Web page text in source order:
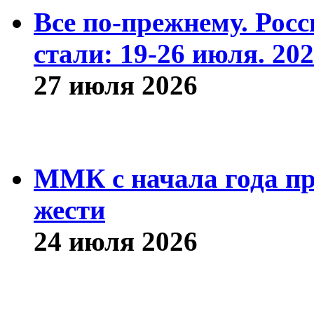
Все по-прежнему.
стали: 19-26 июля.
27 июля 2026
ММК с начала года
жести
24 июля 2026